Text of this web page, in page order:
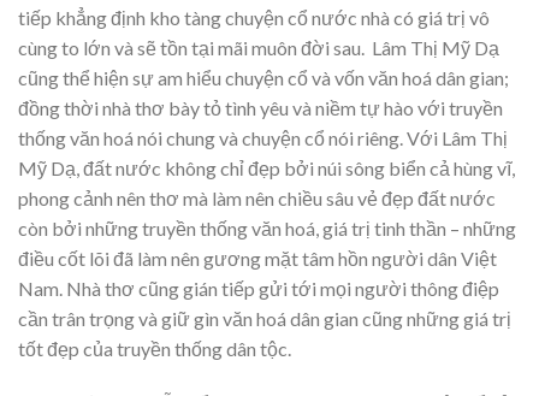
tiếp khẳng định kho tàng chuyện cổ nước nhà có giá trị vô
cùng to lớn và sẽ tồn tại mãi muôn đời sau. Lâm Thị Mỹ Dạ
cũng thể hiện sự am hiểu chuyện cổ và vốn văn hoá dân gian;
đồng thời nhà thơ bày tỏ tình yêu và niềm tự hào với truyền
thống văn hoá nói chung và chuyện cổ nói riêng. Với Lâm Thị
Mỹ Dạ, đất nước không chỉ đẹp bởi núi sông biển cả hùng vĩ,
phong cảnh nên thơ mà làm nên chiều sâu vẻ đẹp đất nước
còn bởi những truyền thống văn hoá, giá trị tinh thần – những
điều cốt lõi đã làm nên gương mặt tâm hồn người dân Việt
Nam. Nhà thơ cũng gián tiếp gửi tới mọi người thông điệp
cần trân trọng và giữ gìn văn hoá dân gian cũng những giá trị
tốt đẹp của truyền thống dân tộc.